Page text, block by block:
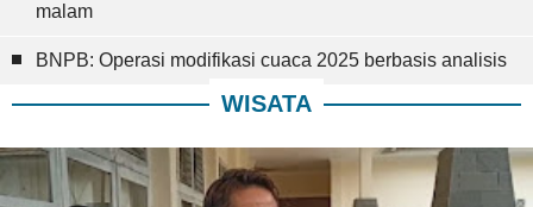
malam
BNPB: Operasi modifikasi cuaca 2025 berbasis analisis
WISATA